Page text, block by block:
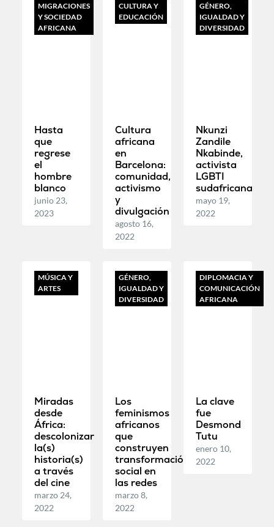
MIGRACIONES
Y SOCIEDAD
AFRICANA
Hasta
que
regrese
el
hombre
blanco
junio 23,
2023
CULTURA Y
EDUCACIÓN
Cultura
africana
en
Barcelona:
comunidad,
activismo
y
divulgación
agosto 16,
2022
GÉNERO,
IGUALDAD Y
DIVERSIDAD
Nkunzi
Zandile
Nkabinde,
activista
LGBTI
sudafricana
mayo 19,
2022
MÚSICA Y
ARTES
Miradas
desde
África:
descolonizar
la(s)
historia(s)
a través
del cine
marzo 24,
2022
GÉNERO,
IGUALDAD Y
DIVERSIDAD
Los
feminismos
africanos
que
construyen
transformación
social en
las redes
marzo 8,
2022
DIPLOMACIA Y
COMUNICACIÓN
AFRICANA
La clave
fue
Desmond
Tutu
enero 10,
2022